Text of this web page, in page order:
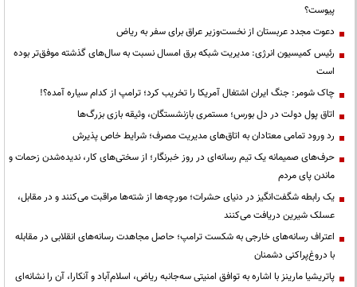
پیوست؟
دعوت مجدد عربستان از نخست‌وزیر عراق برای سفر به ریاض
رئیس کمیسیون انرژی: مدیریت شبکه برق امسال نسبت به سال‌های گذشته موفق‌تر بوده
است
چاک شومر: جنگ ایران اشتغال آمریکا را تخریب کرد؛ ترامپ از کدام سیاره آمده؟!
اتاق پول دولت در دل بورس؛ مستمری بازنشستگان، وثیقه بازی بزرگ‌ها
رد ورود تمامی معتادان به اتاق‌های مدیریت مصرف؛ شرایط خاص پذیرش
حرف‌های صمیمانه یک تیم رسانه‌ای در روز خبرنگار؛ از سختی‌های کار، ندیده‌شدن زحمات و
ماندن پای مردم
یک رابطه شگفت‌انگیز در دنیای حشرات؛ مورچه‌ها از شته‌ها مراقبت می‌کنند و در مقابل،
عسلک شیرین دریافت می‌کنند
اعتراف رسانه‌های خارجی به شکست ترامپ؛ حاصل مجاهدت رسانه‌های انقلابی در مقابله
با دروغ‌پراکنی دشمنان
پاتریشیا مارینز با اشاره به توافق امنیتی سه‌جانبه ریاض، اسلام‌آباد و آنکارا، آن را نشانه‌ای